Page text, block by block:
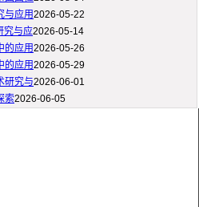
与应用2026-05-22
究与应2026-05-14
的应用2026-05-26
的应用2026-05-29
研究与2026-06-01
索2026-06-05